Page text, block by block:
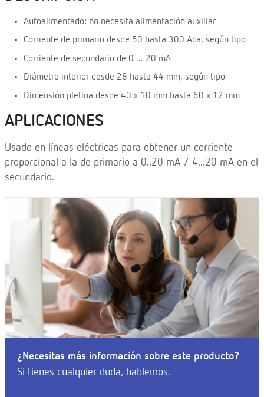
Autoalimentado: no necesita alimentación auxiliar
Corriente de primario desde 50 hasta 300 Aca, según tipo
Corriente de secundario de 0 ... 20 mA
Diámetro interior desde 28 hasta 44 mm, según tipo
Dimensión pletina desde 40 x 10 mm hasta 60 x 12 mm
APLICACIONES
Usado en líneas eléctricas para obtener un corriente
proporcional a la de primario a 0..20 mA / 4...20 mA en el
secundario.
¿Necesitas más información sobre este producto?
Si tienes cualquier duda, hablemos.